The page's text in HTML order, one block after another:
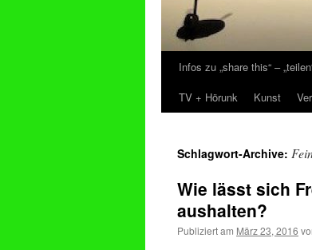
Zum
Inhalt
Infos zu „share this“ –
TV + Hörunk
Kunst
Schlagwort-Archive:
Wie lässt sich
aushalten?
Publiziert am März 23, 2016